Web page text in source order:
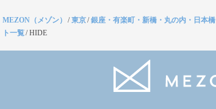
MEZON（メゾン） /東京/銀座・有楽町・新橋・丸の内・日本橋
ト一覧/HIDE